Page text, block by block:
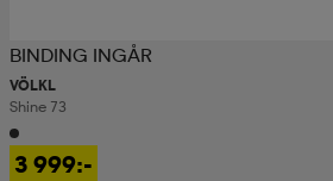
BINDING INGÅR
VÖLKL
Shine 73
3 999:-